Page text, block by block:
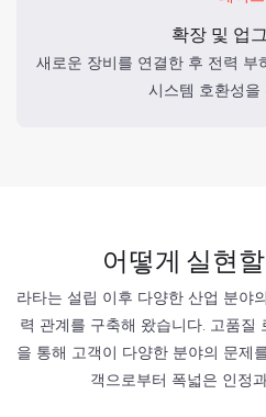
확장 및 업
새로운 장비를 연결한 후 전력
시스템 호환성을
어떻게 실현
라타는 설립 이후 다양한 산업 분야
력 관계를 구축해 왔습니다. 고품질
을 통해 고객이 다양한 분야의 문제
객으로부터 폭넓은 인정